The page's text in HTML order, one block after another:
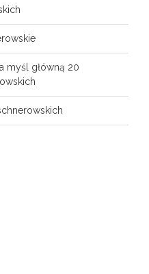
myśl główną 20